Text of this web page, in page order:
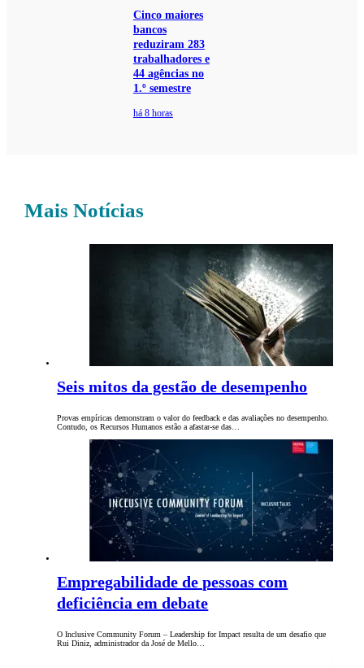
Cinco maiores
bancos
reduziram 283
trabalhadores e
44 agências no
1.º semestre
há 8 horas
Mais Notícias
Seis mitos da gestão de desempenho
Provas empíricas demonstram o valor do feedback e das avaliações no desempenho.
Contudo, os Recursos Humanos estão a afastar-se das…
Empregabilidade de pessoas com
deficiência em debate
O Inclusive Community Forum – Leadership for Impact resulta de um desafio que
Rui Diniz, administrador da José de Mello…